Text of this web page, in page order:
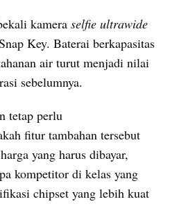
kamera selfie ultrawide
Key. Baterai berkapasitas
air turut menjadi nilai
sebelumnya.
tetap perlu
fitur tambahan tersebut
yang harus dibayar,
kompetitor di kelas yang
chipset yang lebih kuat